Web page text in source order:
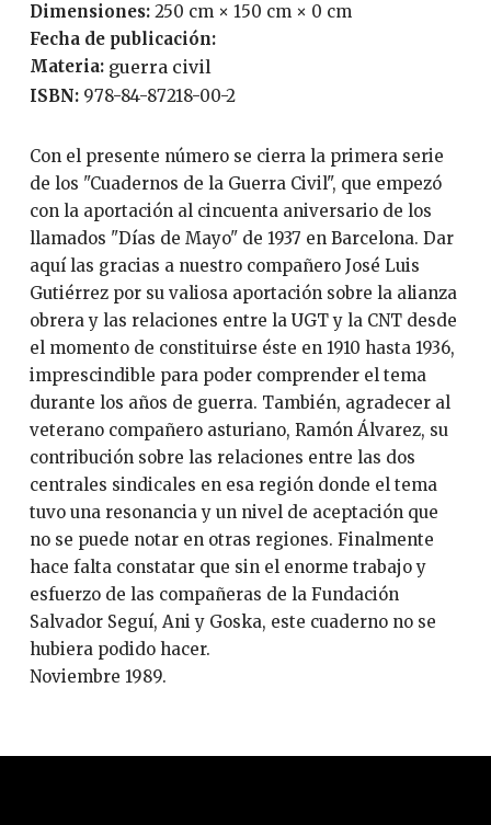
Dimensiones: 250 cm × 150 cm × 0 cm
Fecha de publicación:
Materia: guerra civil
ISBN: 978-84-87218-00-2
Con el presente número se cierra la primera serie
de los "Cuadernos de la Guerra Civil", que empezó
con la aportación al cincuenta aniversario de los
llamados "Días de Mayo" de 1937 en Barcelona. Dar
aquí las gracias a nuestro compañero José Luis
Gutiérrez por su valiosa aportación sobre la alianza
obrera y las relaciones entre la UGT y la CNT desde
el momento de constituirse éste en 1910 hasta 1936,
imprescindible para poder comprender el tema
durante los años de guerra. También, agradecer al
veterano compañero asturiano, Ramón Álvarez, su
contribución sobre las relaciones entre las dos
centrales sindicales en esa región donde el tema
tuvo una resonancia y un nivel de aceptación que
no se puede notar en otras regiones. Finalmente
hace falta constatar que sin el enorme trabajo y
esfuerzo de las compañeras de la Fundación
Salvador Seguí, Ani y Goska, este cuaderno no se
hubiera podido hacer.
Noviembre 1989.